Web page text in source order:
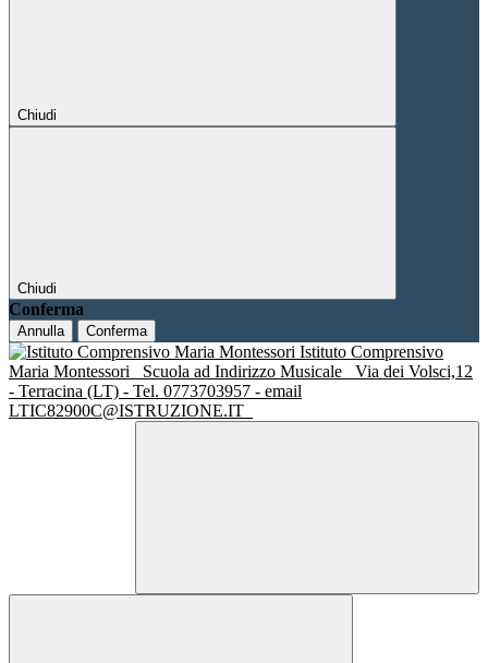
Chiudi
Chiudi
Conferma
Annulla Conferma
Istituto Comprensivo
Maria Montessori
Scuola ad Indirizzo Musicale
Via dei Volsci,12
- Terracina (LT) - Tel. 0773703957 - email
LTIC82900C@ISTRUZIONE.IT